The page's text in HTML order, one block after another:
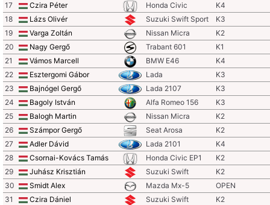
17
Czira Péter Honda Civic
K4
18
Lázs Olivér Suzuki Swift Sport
K3
19
Varga Zoltán Nissan Micra
K2
20
Nagy Gergő Trabant 601
K1
21
Vámos Marcell BMW E46
K4
22
Esztergomi Gábor Lada
K3
23
Bajnógel Gergő Lada 2107
K3
24
Bagoly István Alfa Romeo 156
K3
25
Balogh Martin Nissan Micra
K2
26
Számpor Gergő Seat Arosa
K2
27
Adler Dávid Lada 2101
K4
28
Csornai-Kovács Tamás Honda Civic EP1
K2
29
Juhász Krisztián Suzuki Swift
K2
30
Smidt Alex Mazda Mx-5
OPEN
31
Czira Dániel Suzuki Swift
K2